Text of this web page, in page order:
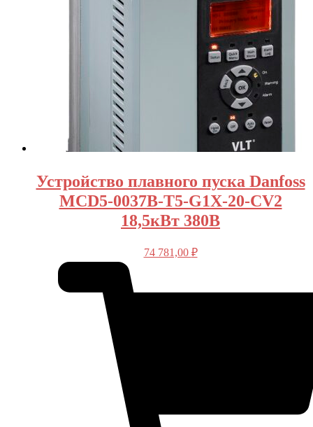
Устройство плавного пуска Danfoss
MCD5-0037B-T5-G1X-20-CV2
18,5кВт 380В
74 781,00 ₽